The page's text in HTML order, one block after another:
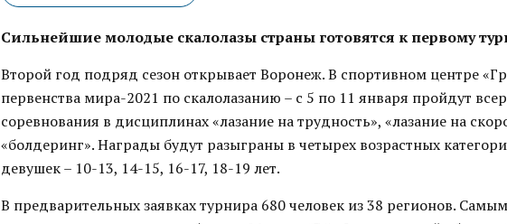
Сильнейшие молодые скалолазы страны готовятся к первому
Второй год подряд сезон открывает Воронеж. В спортивном центре
первенства мира-2021 по скалолазанию – с 5 по 11 января пройдут
соревнования в дисциплинах «лазание на трудность», «лазание на
«болдеринг». Награды будут разыграны в четырех возрастных
девушек – 10-13, 14-15, 16-17, 18-19 лет.
В предварительных заявках турнира 680 человек из 38 регионов.